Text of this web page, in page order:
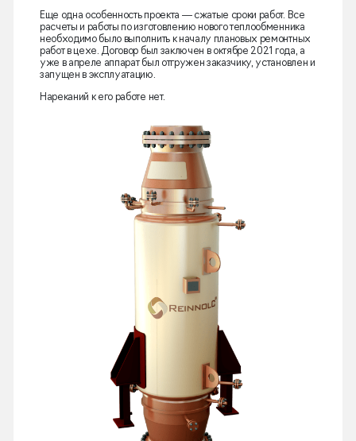
Еще одна особенность проекта — сжатые сроки работ. Все
расчеты и работы по изготовлению нового теплообменника
необходимо было выполнить к началу плановых ремонтных
работ в цехе. Договор был заключен в октябре 2021 года, а
уже в апреле аппарат был отгружен заказчику, установлен и
запущен в эксплуатацию.
Нареканий к его работе нет.